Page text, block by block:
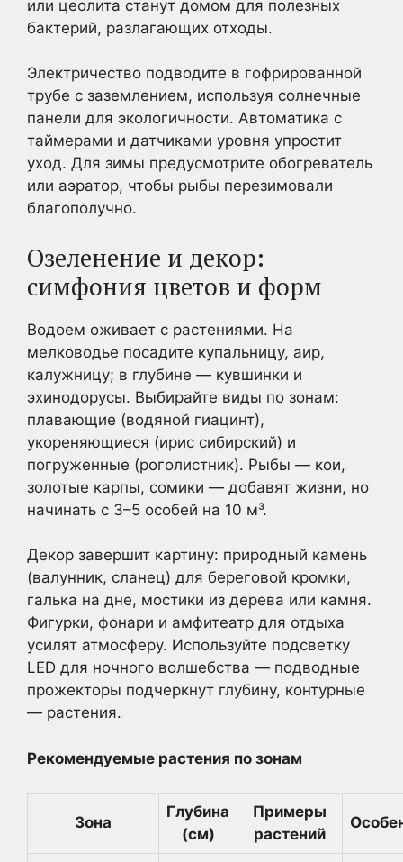
или цеолита станут домом для полезных
бактерий, разлагающих отходы.
Электричество подводите в гофрированной
трубе с заземлением, используя солнечные
панели для экологичности. Автоматика с
таймерами и датчиками уровня упростит
уход. Для зимы предусмотрите обогреватель
или аэратор, чтобы рыбы перезимовали
благополучно.
Озеленение и декор:
симфония цветов и форм
Водоем оживает с растениями. На
мелководье посадите купальницу, аир,
калужницу; в глубине — кувшинки и
эхинодорусы. Выбирайте виды по зонам:
плавающие (водяной гиацинт),
укореняющиеся (ирис сибирский) и
погруженные (роголистник). Рыбы — кои,
золотые карпы, сомики — добавят жизни, но
начинать с 3–5 особей на 10 м³.
Декор завершит картину: природный камень
(валунник, сланец) для береговой кромки,
галька на дне, мостики из дерева или камня.
Фигурки, фонари и амфитеатр для отдыха
усилят атмосферу. Используйте подсветку
LED для ночного волшебства — подводные
прожекторы подчеркнут глубину, контурные
— растения.
Рекомендуемые растения по зонам
Зона
Глубина
(см)
Примеры
растений